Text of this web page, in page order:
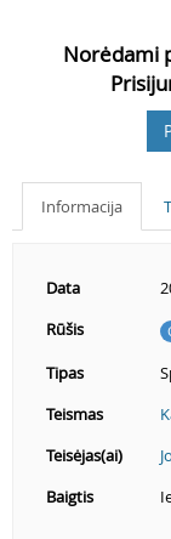
Norėdami
Informacija
Data
Rūšis
Tipas
Teismas
Teisėjas(ai)
Baigtis